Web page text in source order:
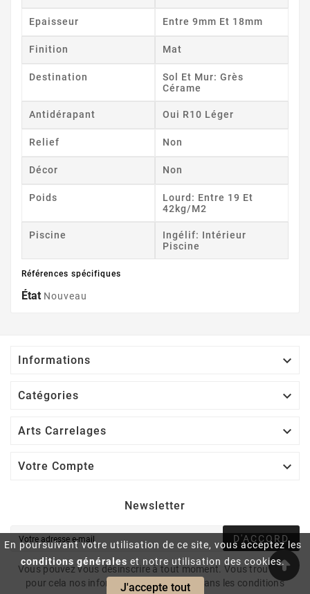
En poursuivant votre utilisation de ce site, vous acceptez les
conditions générales et notre utilisation des cookies.
J'accepte tout
Epaisseur Entre 9mm Et 18mm
Finition Mat
Destination
Sol Et Mur: Grès
Cérame
Antidérapant Oui R10 Léger
Relief Non
Décor Non
Poids
Lourd: Entre 19 Et
42kg/m2
Piscine
Ingélif: Intérieur
Piscine
Références spécifiques
État Nouveau
Informations 
Catégories 
Arts Carrelages 
Votre Compte 
Newsletter
D'ACCORD
Vous pouvez vous désinscrire à tout moment. Vous trouverez
pour cela nos informations de contact dans les conditions